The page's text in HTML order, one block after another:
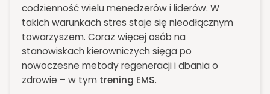
codzienność wielu menedżerów i liderów. W
takich warunkach stres staje się nieodłącznym
towarzyszem. Coraz więcej osób na
stanowiskach kierowniczych sięga po
nowoczesne metody regeneracji i dbania o
zdrowie – w tym trening EMS.